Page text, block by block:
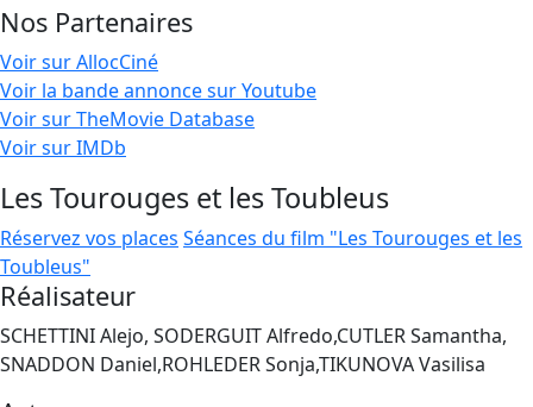
Nos Partenaires
Voir sur AllocCiné
Voir la bande annonce sur Youtube
Voir sur TheMovie Database
Voir sur IMDb
Les Tourouges et les Toubleus
Réservez vos places Séances du film "Les Tourouges et les
Toubleus"
Réalisateur
SCHETTINI Alejo, SODERGUIT Alfredo,CUTLER Samantha,
SNADDON Daniel,ROHLEDER Sonja,TIKUNOVA Vasilisa